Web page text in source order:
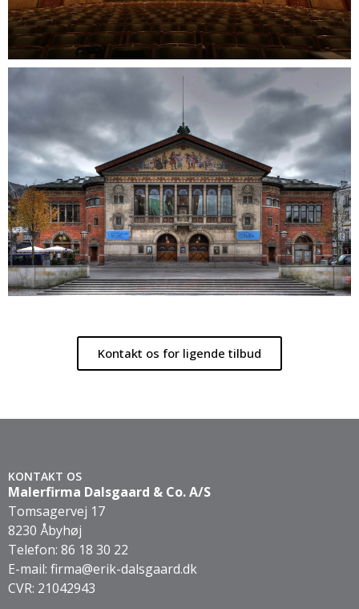
Kontakt os for ligende tilbud
KONTAKT OS
Malerfirma Dalsgaard & Co. A/S
Tomsagervej 17
8230 Åbyhøj
Telefon: 86 18 30 22
E-mail: firma@erik-dalsgaard.dk
CVR: 21042943